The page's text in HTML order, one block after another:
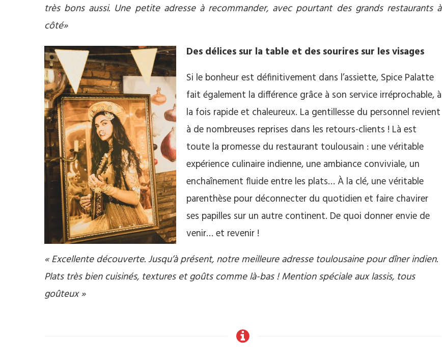
très bons aussi. Une petite adresse à recommander, avec pourtant des grands restaurants à
côté»
Des délices sur la table et des sourires sur les visages
Si le bonheur est définitivement dans l’assiette, Spice Palatte
fait également la différence grâce à son service irréprochable, à
la fois rapide et chaleureux. La gentillesse du personnel revient
à de nombreuses reprises dans les retours-clients ! Là est
toute la promesse du restaurant toulousain : une véritable
expérience culinaire indienne, une ambiance conviviale, un
enchaînement fluide entre les plats… À la clé, une véritable
parenthèse pour déconnecter du quotidien et faire chavirer
ses papilles sur un autre continent. De quoi donner envie de
venir… et revenir !
« Excellente découverte. Jusqu’à présent, notre meilleure adresse toulousaine pour dîner indien.
Plats très bien cuisinés, textures et goûts comme là-bas ! Mention spéciale aux lassis, tous
goûteux »